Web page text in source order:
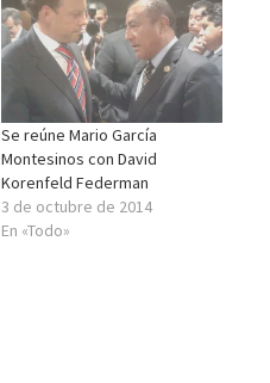
Se reúne Mario García
Montesinos con David
Korenfeld Federman
3 de octubre de 2014
En «Todo»